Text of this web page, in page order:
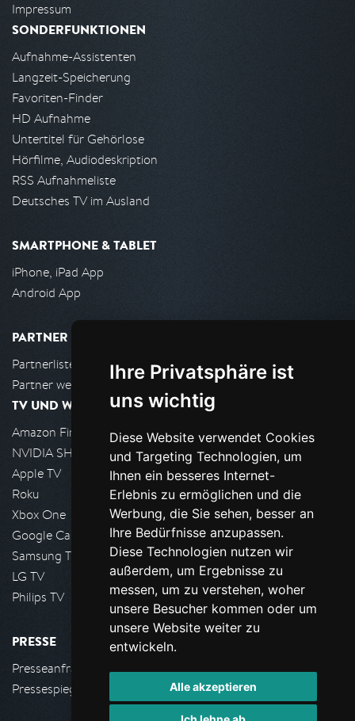
Ihre Privatsphäre ist
uns wichtig
Diese Website verwendet Cookies
und Targeting Technologien, um
Ihnen ein besseres Internet-
Erlebnis zu ermöglichen und die
Werbung, die Sie sehen, besser an
Ihre Bedürfnisse anzupassen.
Diese Technologien nutzen wir
außerdem, um Ergebnisse zu
messen, um zu verstehen, woher
unsere Besucher kommen oder um
unsere Website weiter zu
entwickeln.
Alle akzeptieren
Impressum
SONDERFUNKTIONEN
Aufnahme-Assistenten
Langzeit-Speicherung
Favoriten-Finder
HD Aufnahme
Untertitel für Gehörlose
Hörfilme, Audiodeskription
RSS Aufnahmeliste
Deutsches TV im Ausland
SMARTPHONE & TABLET
iPhone, iPad App
Android App
PARTNER
Partnerliste
Partner werden
TV UND WOHNZIMMER
Amazon FireTV
NVIDIA SHIELD, Google TV
Apple TV
Roku
Xbox One
Google Cast
Samsung TV
LG TV
Philips TV
PRESSE
Presseanfrage stellen
Pressespiegel